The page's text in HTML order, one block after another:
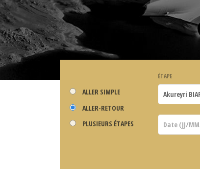
ALLER SIMPLE
ALLER-RETOUR
PLUSIEURS ÉTAPES
ÉTAPE